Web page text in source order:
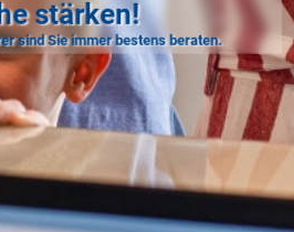
stärken!
sind Sie immer bestens beraten.